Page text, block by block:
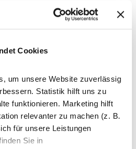
Cookies
um unsere Website zuverlässig
Statistik hilft uns zu
funktionieren. Marketing hilft
relevanter zu machen (z. B.
für unsere Leistungen
Sie in
bietet
größere Auswahl
geeignet sind
die
komplexere